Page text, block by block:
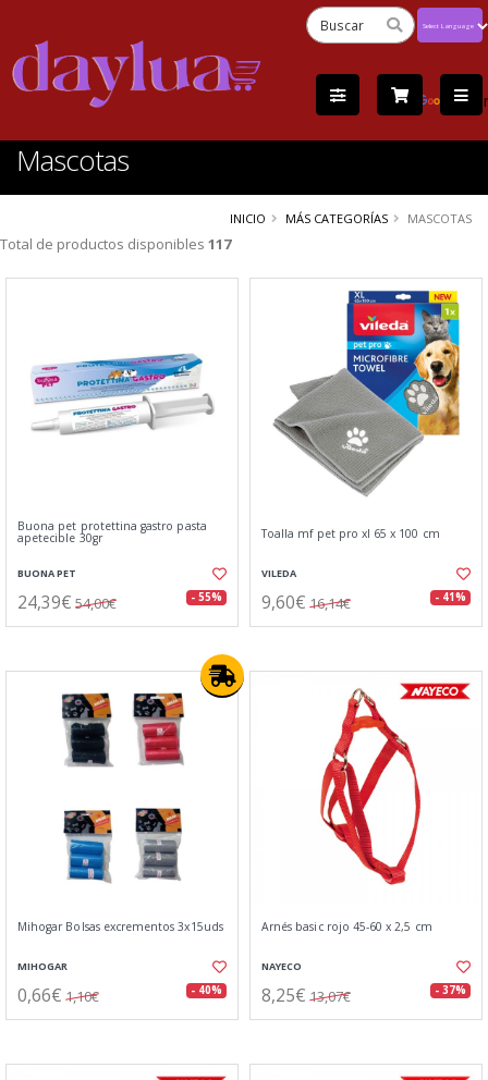
by
Mascotas
INICIO MÁS CATEGORÍAS MASCOTAS
Total de productos disponibles 117
Buona pet protettina gastro pasta
apetecible 30gr
BUONA PET
24,39€ 54,00€ - 55%
Toalla mf pet pro xl 65 x 100 cm
VILEDA
9,60€ 16,14€ - 41%
Mihogar Bolsas excrementos 3x15uds
MIHOGAR
0,66€ 1,10€ - 40%
Arnés basic rojo 45-60 x 2,5 cm
NAYECO
8,25€ 13,07€ - 37%